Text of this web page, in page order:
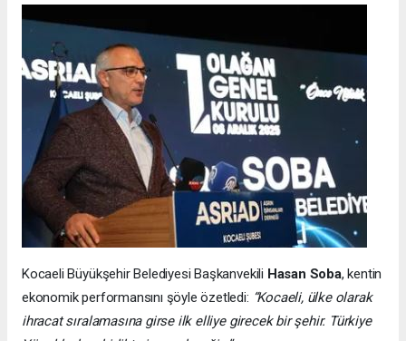
Kocaeli Büyükşehir Belediyesi Başkanvekili Hasan Soba, kentin
ekonomik performansını şöyle özetledi: “Kocaeli, ülke olarak
ihracat sıralamasına girse ilk elliye girecek bir şehir. Türkiye